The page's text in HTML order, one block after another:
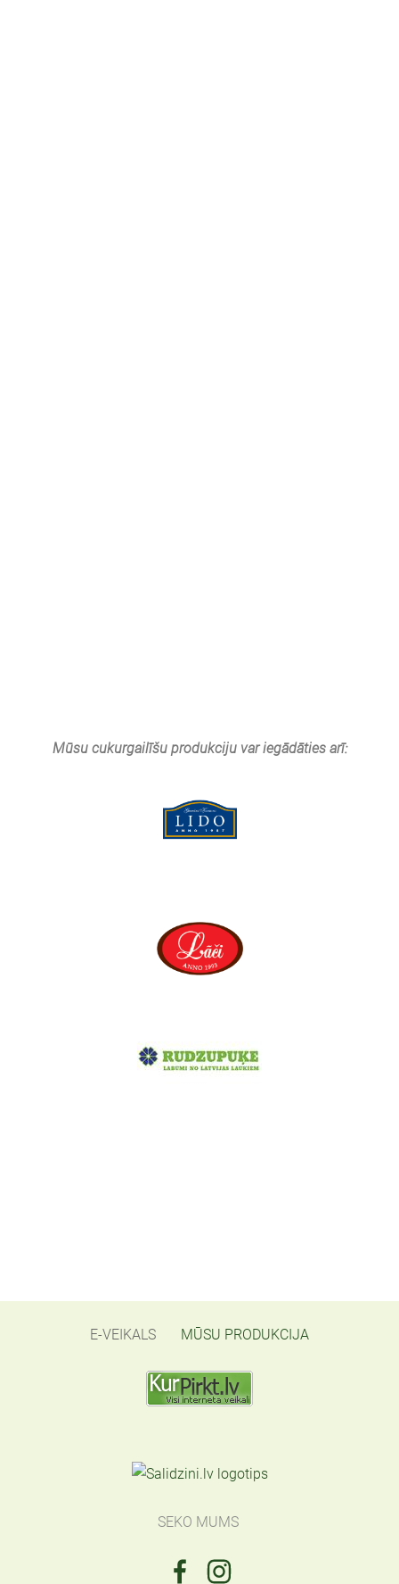
Mūsu cukurgailīšu produkciju var iegādāties arī:
E-VEIKALS MŪSU PRODUKCIJA
SEKO MUMS